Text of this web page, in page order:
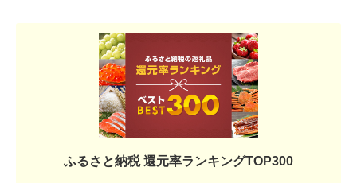
ふるさと納税 還元率ランキングTOP300